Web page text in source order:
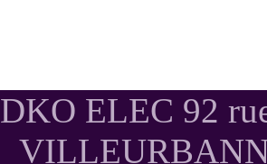
DKO ELEC 92